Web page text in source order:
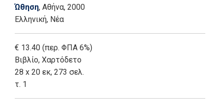
Ώθηση, Αθήνα, 2000
Ελληνική, Νέα
€ 13.40 (περ. ΦΠΑ 6%)
Βιβλίο, Χαρτόδετο
28 x 20 εκ, 273 σελ.
τ. 1